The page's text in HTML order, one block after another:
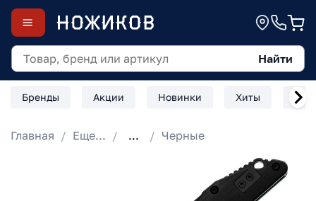
Найти
Бренды Акции Новинки Хиты
Главная Еще... ... Черные